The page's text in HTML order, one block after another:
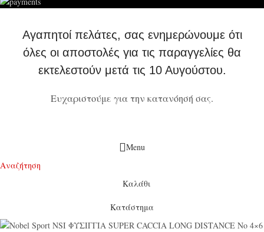
Αγαπητοί πελάτες, σας ενημερώνουμε ότι
όλες οι αποστολές για τις παραγγελίες θα
εκτελεστούν μετά τις 10 Αυγούστου.
Ευχαριστούμε για την κατανόησή σας.
Menu
Αναζήτηση
Καλάθι
Κατάστημα